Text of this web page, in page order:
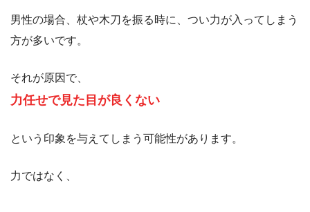
男性の場合、杖や木刀を振る時に、つい力が入ってしまう
方が多いです。
それが原因で、
力任せで見た目が良くない
という印象を与えてしまう可能性があります。
力ではなく、